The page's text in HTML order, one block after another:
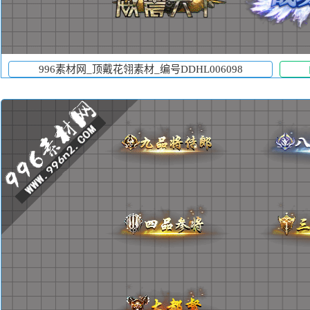
996素材网_顶戴花翎素材_编号DDHL006098